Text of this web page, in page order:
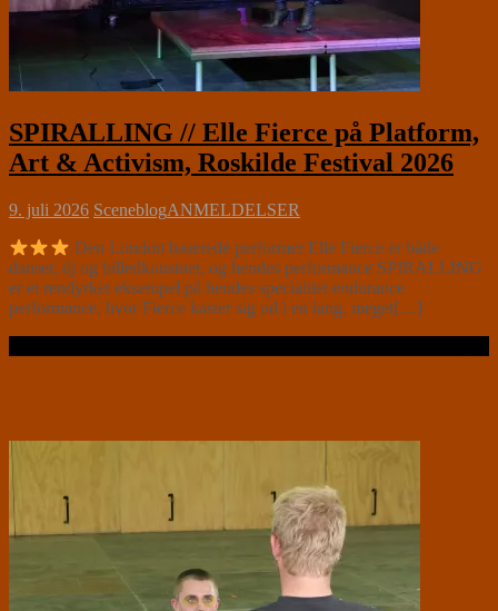
SPIRALLING // Elle Fierce på Platform,
Art & Activism, Roskilde Festival 2026
9. juli 2026 SceneblogANMELDELSER
Den London baserede performer Elle Fierce er både
danser, dj og billedkunstner, og hendes performance SPIRALLING
er et rendyrket eksempel på hendes specialitet endurance
performance, hvor Fierce kaster sig ud i en lang, meget[…]